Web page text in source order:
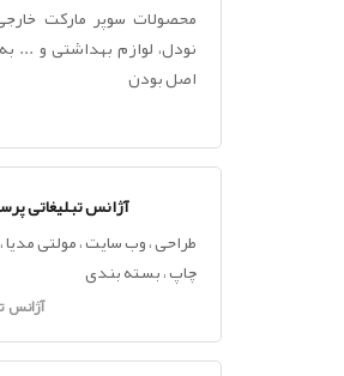
محصولات سوپر مارکت
نودل، لوازم بهداشتی و ...
اصل بودن
آژانس تبلیغاتی
طراحی ، وب سایت ، مولتی مدیا ،
چاپ ، بسته بندی
آژانس